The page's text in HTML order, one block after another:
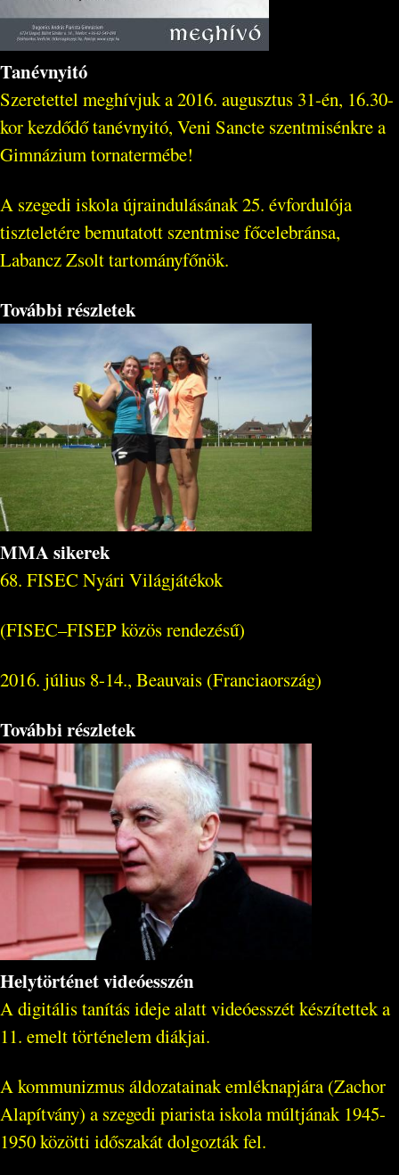
Tanévnyitó
Szeretettel meghívjuk a 2016. augusztus 31-én, 16.30-
kor kezdődő tanévnyitó, Veni Sancte szentmisénkre a
Gimnázium tornatermébe!
A szegedi iskola újraindulásának 25. évfordulója
tiszteletére bemutatott szentmise főcelebránsa,
Labancz Zsolt tartományfőnök.
További részletek
MMA sikerek
68. FISEC Nyári Világjátékok
(FISEC–FISEP közös rendezésű)
2016. július 8-14., Beauvais (Franciaország)
További részletek
Helytörténet videóesszén
A digitális tanítás ideje alatt videóesszét készítettek a
11. emelt történelem diákjai.
A kommunizmus áldozatainak emléknapjára (Zachor
Alapítvány) a szegedi piarista iskola múltjának 1945-
1950 közötti időszakát dolgozták fel.